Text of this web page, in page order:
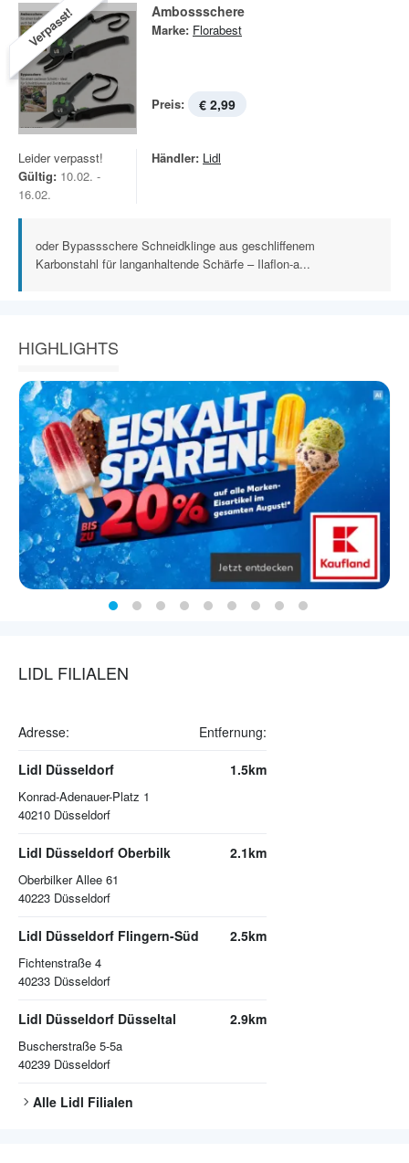
Verpasst! Ambossschere
Marke: Florabest
Preis: € 2,99
Leider verpasst!
Gültig: 10.02. -
16.02.
Händler: Lidl
oder Bypassschere Schneidklinge aus geschliffenem
Karbonstahl für langanhaltende Schärfe – Ilaflon-a...
HIGHLIGHTS
LIDL FILIALEN
Adresse: Entfernung:
Lidl Düsseldorf
Konrad-Adenauer-Platz 1
40210 Düsseldorf
1.5km
Lidl Düsseldorf Oberbilk
Oberbilker Allee 61
40223 Düsseldorf
2.1km
Lidl Düsseldorf Flingern-Süd
Fichtenstraße 4
40233 Düsseldorf
2.5km
Lidl Düsseldorf Düsseltal
Buscherstraße 5-5a
40239 Düsseldorf
2.9km
Alle Lidl Filialen